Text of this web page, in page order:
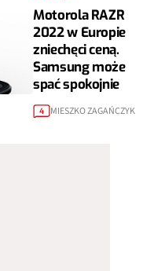
Motorola RAZR
2022 w Europie
zniechęci ceną.
Samsung może
spać spokojnie
4 MIESZKO ZAGAŃCZYK